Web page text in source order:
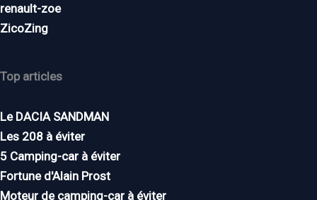
renault-zoe
ZicoZing
Top articles
Le DACIA SANDMAN
Les 208 à éviter
5 Camping-car à éviter
Fortune d'Alain Prost
Moteur de camping-car à éviter